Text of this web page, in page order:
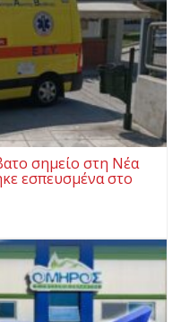
σημείο στη Νέα
εσπευσμένα στο